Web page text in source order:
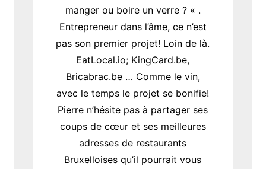
manger ou boire un verre ? « .
Entrepreneur dans l’âme, ce n’est
pas son premier projet! Loin de là.
EatLocal.io; KingCard.be,
Bricabrac.be … Comme le vin,
avec le temps le projet se bonifie!
Pierre n’hésite pas à partager ses
coups de cœur et ses meilleures
adresses de restaurants
Bruxelloises qu’il pourrait vous